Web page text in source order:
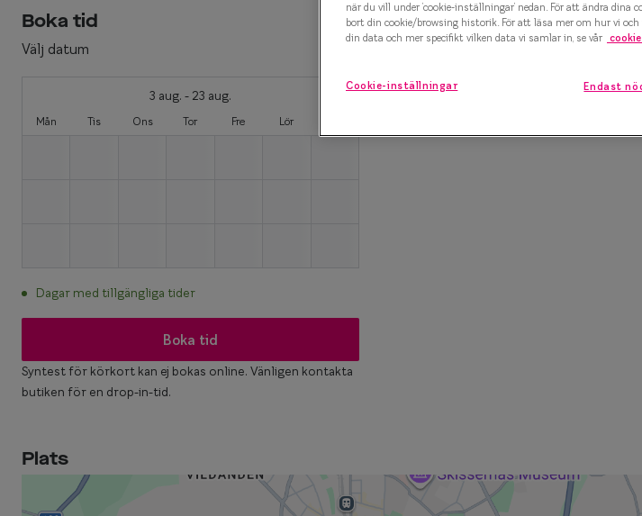
Efva Attling X Smarteyes
Boka tid
Välj datum
3 aug. - 23 aug.
Mån Tis Ons Tor Fre Lör
Dagar med tillgängliga tider
Boka tid
Syntest för körkort kan ej bokas online. Vänligen kontakta
butiken för en drop-in-tid.
Lördag
Plats
när du vill under ’cookie-inställningar’ nedan. För att ändra
bort din cookie/browsing historik. För att läsa mer om hur vi
din data och mer specifikt vilken data vi samlar in, se vår
Cookie-inställningar Endast